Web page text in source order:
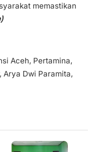
memastikan
Aceh, Pertamina,
Arya Dwi Paramita,